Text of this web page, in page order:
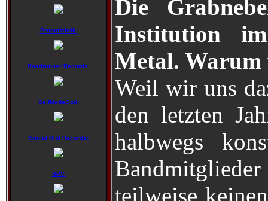
Promofabrik:
Roadrunner Records:
SelfMadeGod:
Sound Riot Records:
SPV:
Die
Institution
Metal. Warum
Weil wir uns
den letzten
halbwegs
Bandmitglieder
teilweise